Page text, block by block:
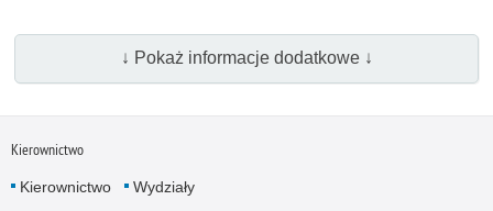
↓ Pokaż informacje dodatkowe ↓
Kierownictwo
Kierownictwo Wydziały